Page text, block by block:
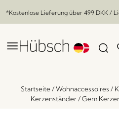
*Kostenlose Lieferung über 499 DKK /
Startseite/Wohnaccessoires /
Kerzenständer/Gem